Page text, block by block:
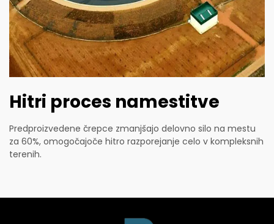
Hitri proces namestitve
Predproizvedene črepce zmanjšajo delovno silo na mestu
za 60%, omogočajoče hitro razporejanje celo v kompleksnih
terenih.